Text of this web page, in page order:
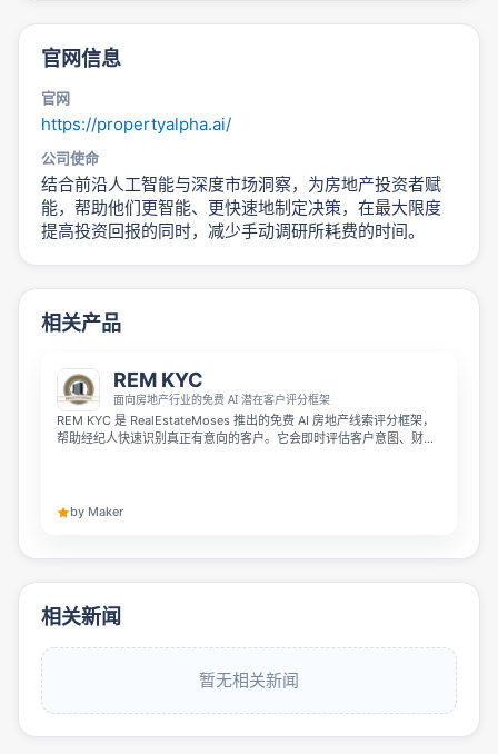
官网信息
官网
https://propertyalpha.ai/
公司使命
结合前沿人工智能与深度市场洞察，为房地产投资者赋
能，帮助他们更智能、更快速地制定决策，在最大限度
提高投资回报的同时，减少手动调研所耗费的时间。
相关产品
REM KYC
面向房地产行业的免费 AI 潜在客户评分框架
REM KYC 是 RealEstateMoses 推出的免费 AI 房地产线索评分框架，
帮助经纪人快速识别真正有意向的客户。它会即时评估客户意图、财务
by Maker
相关新闻
暂无相关新闻